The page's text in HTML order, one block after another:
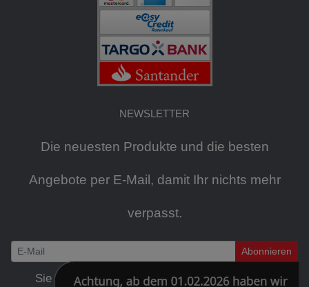
NEWSLETTER
Die neuesten Produkte und die besten
Angebote per E-Mail, damit Ihr nichts mehr
verpasst.
Abonnieren
Sie können den Newsletter jederzeit kostenlos